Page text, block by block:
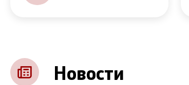
Новости